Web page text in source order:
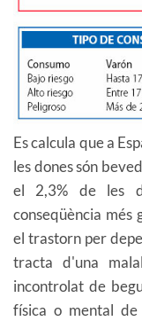
Es calcula que a
les dones són
el 2,3% de les
conseqüència més
el trastorn per
tracta d'una
incontrolat de
física o mental